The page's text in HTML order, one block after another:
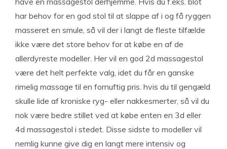
har behov for en god stol til at slappe af i og få ryggen
masseret en smule, så vil der i langt de fleste tilfælde
ikke være det store behov for at købe en af de
allerdyreste modeller. Her vil en god 2d massagestol
være det helt perfekte valg, idet du får en ganske
rimelig massage til en fornuftig pris. hvis du til gengæld
skulle lide af kroniske ryg- eller nakkesmerter, så vil du
nok være bedre stillet ved at købe enten en 3d eller
4d massagestol i stedet. Disse sidste to modeller vil
nemlig kunne give dig en langt mere intensiv og